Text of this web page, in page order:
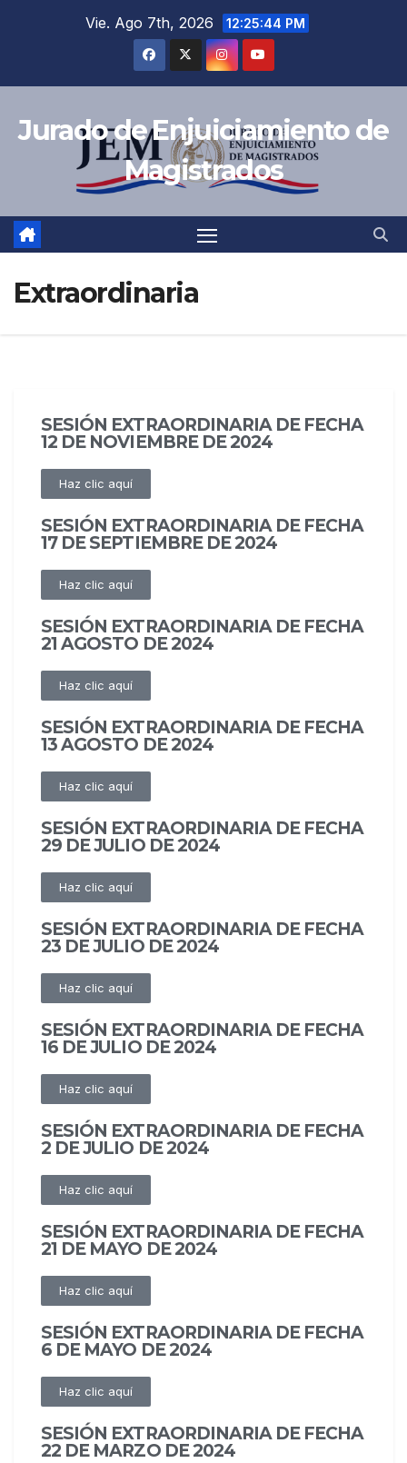
Vie. Ago 7th, 2026 12:25:44 PM
Jurado de Enjuiciamiento de
Magistrados
Extraordinaria
SESIÓN EXTRAORDINARIA DE FECHA
12 DE NOVIEMBRE DE 2024
Haz clic aquí
SESIÓN EXTRAORDINARIA DE FECHA
17 DE SEPTIEMBRE DE 2024
Haz clic aquí
SESIÓN EXTRAORDINARIA DE FECHA
21 AGOSTO DE 2024
Haz clic aquí
SESIÓN EXTRAORDINARIA DE FECHA
13 AGOSTO DE 2024
Haz clic aquí
SESIÓN EXTRAORDINARIA DE FECHA
29 DE JULIO DE 2024
Haz clic aquí
SESIÓN EXTRAORDINARIA DE FECHA
23 DE JULIO DE 2024
Haz clic aquí
SESIÓN EXTRAORDINARIA DE FECHA
16 DE JULIO DE 2024
Haz clic aquí
SESIÓN EXTRAORDINARIA DE FECHA
2 DE JULIO DE 2024
Haz clic aquí
SESIÓN EXTRAORDINARIA DE FECHA
21 DE MAYO DE 2024
Haz clic aquí
SESIÓN EXTRAORDINARIA DE FECHA
6 DE MAYO DE 2024
Haz clic aquí
SESIÓN EXTRAORDINARIA DE FECHA
22 DE MARZO DE 2024